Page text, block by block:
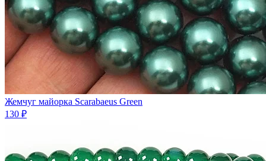
Жемчуг майорка Scarabaeus Green
130 ₽